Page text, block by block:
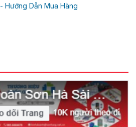
Hướng Dẫn Mua Hàng